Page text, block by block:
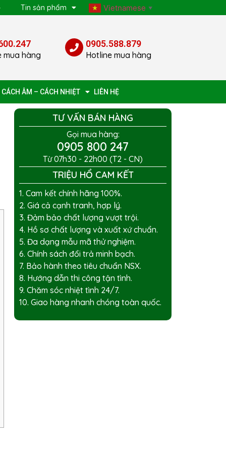
Tin sản phẩm Vietnamese ▼
mua hàng
0905.588.879
Hotline mua hàng
CÁCH ÂM – CÁCH NHIỆT LIÊN HỆ
TƯ VẤN BÁN HÀNG
Gọi mua hàng:
0905 800 247
Từ 07h30 - 22h00 (T2 - CN)
TRIỆU HỔ CAM KẾT
1. Cam kết chính hãng 100%.
2. Giá cả cạnh tranh, hợp lý.
3. Đảm bảo chất lượng vượt trội.
4. Hồ sơ chất lượng và xuất xứ chuẩn.
5. Đa dạng mẫu mã thử nghiệm.
6. Chính sách đổi trả minh bạch.
7. Bảo hành theo tiêu chuẩn NSX.
8. Hướng dẫn thi công tận tình.
9. Chăm sóc nhiệt tình 24/7.
10. Giao hàng nhanh chóng toàn quốc.